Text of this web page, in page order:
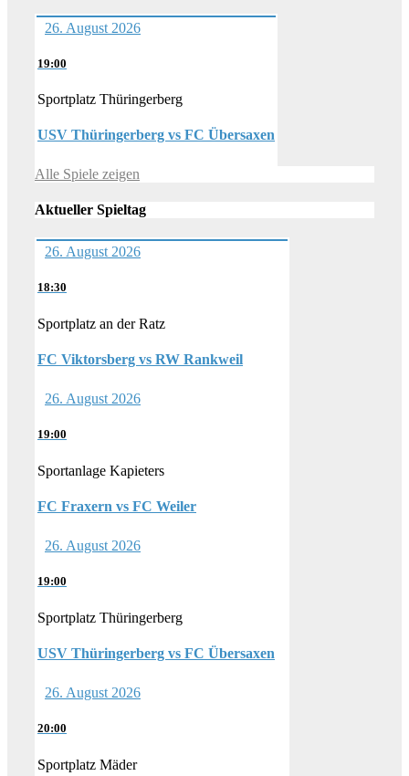
26. August 2026
19:00
Sportplatz Thüringerberg
USV Thüringerberg vs FC Übersaxen
Alle Spiele zeigen
Aktueller Spieltag
26. August 2026
18:30
Sportplatz an der Ratz
FC Viktorsberg vs RW Rankweil
26. August 2026
19:00
Sportanlage Kapieters
FC Fraxern vs FC Weiler
26. August 2026
19:00
Sportplatz Thüringerberg
USV Thüringerberg vs FC Übersaxen
26. August 2026
20:00
Sportplatz Mäder